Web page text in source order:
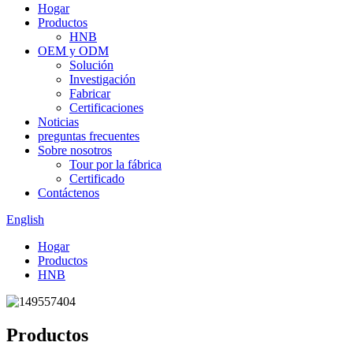
Hogar
Productos
HNB
OEM y ODM
Solución
Investigación
Fabricar
Certificaciones
Noticias
preguntas frecuentes
Sobre nosotros
Tour por la fábrica
Certificado
Contáctenos
English
Hogar
Productos
HNB
Productos